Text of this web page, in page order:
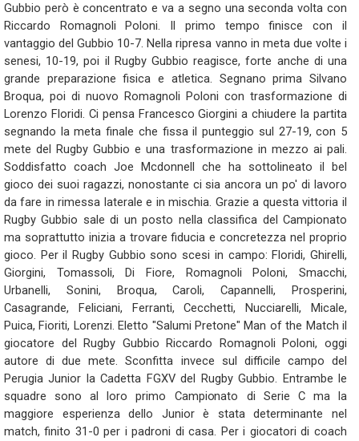
Gubbio però è concentrato e va a segno una seconda volta con
Riccardo Romagnoli Poloni. Il primo tempo finisce con il
vantaggio del Gubbio 10-7. Nella ripresa vanno in meta due volte i
senesi, 10-19, poi il Rugby Gubbio reagisce, forte anche di una
grande preparazione fisica e atletica. Segnano prima Silvano
Broqua, poi di nuovo Romagnoli Poloni con trasformazione di
Lorenzo Floridi. Ci pensa Francesco Giorgini a chiudere la partita
segnando la meta finale che fissa il punteggio sul 27-19, con 5
mete del Rugby Gubbio e una trasformazione in mezzo ai pali.
Soddisfatto coach Joe Mcdonnell che ha sottolineato il bel
gioco dei suoi ragazzi, nonostante ci sia ancora un po' di lavoro
da fare in rimessa laterale e in mischia. Grazie a questa vittoria il
Rugby Gubbio sale di un posto nella classifica del Campionato
ma soprattutto inizia a trovare fiducia e concretezza nel proprio
gioco. Per il Rugby Gubbio sono scesi in campo: Floridi, Ghirelli,
Giorgini, Tomassoli, Di Fiore, Romagnoli Poloni, Smacchi,
Urbanelli, Sonini, Broqua, Caroli, Capannelli, Prosperini,
Casagrande, Feliciani, Ferranti, Cecchetti, Nucciarelli, Micale,
Puica, Fioriti, Lorenzi. Eletto "Salumi Pretone" Man of the Match il
giocatore del Rugby Gubbio Riccardo Romagnoli Poloni, oggi
autore di due mete. Sconfitta invece sul difficile campo del
Perugia Junior la Cadetta FGXV del Rugby Gubbio. Entrambe le
squadre sono al loro primo Campionato di Serie C ma la
maggiore esperienza dello Junior è stata determinante nel
match, finito 31-0 per i padroni di casa. Per i giocatori di coach